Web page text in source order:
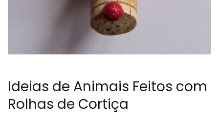
Ideias de Animais Feitos com
Rolhas de Cortiça